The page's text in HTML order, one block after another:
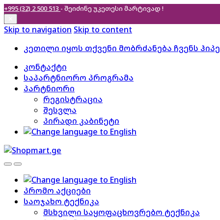
+995 (32) 2 500 513 - შეიძინე უკეთესი მარტივად !
Skip to navigation Skip to content
კეთილი იყოს თქვენი მობრძანება ჩვენს
კონტაქტი
საპარტნიორო პროგრამა
პარტნიორი
რეგისტრაცია
შესვლა
პირადი კაბინეტი
პრომო აქციები
საოჯახო ტექნიკა
მსხვილი საყოფაცხოვრებო ტექნიკა